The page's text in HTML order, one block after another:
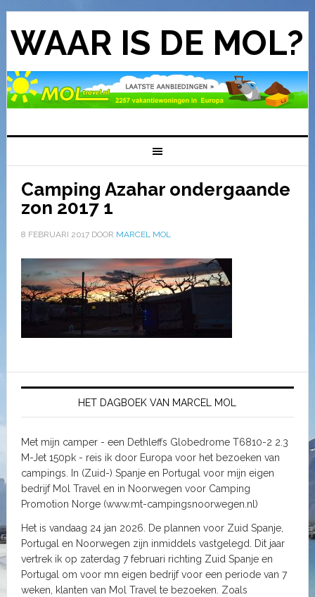
WAAR IS DE MOL?
Camping Azahar ondergaande
zon 2017 1
8 FEBRUARI 2017DOOR MARCEL MOL
HET DAGBOEK VAN MARCEL MOL
Met mijn camper - een Dethleffs Globedrome T6810-2 2.3
M-Jet 150pk - reis ik door Europa voor het bezoeken van
campings. In (Zuid-) Spanje en Portugal voor mijn eigen
bedrijf Mol Travel en in Noorwegen voor Camping
Promotion Norge (www.mt-campingsnoorwegen.nl)
Het is vandaag 24 jan 2026. De plannen voor Zuid Spanje,
Portugal en Noorwegen zijn inmiddels vastgelegd. Dit jaar
vertrek ik op zaterdag 7 februari richting Zuid Spanje en
Portugal om voor mn eigen bedrijf voor een periode van 7
weken, klanten van Mol Travel te bezoeken. Zoals